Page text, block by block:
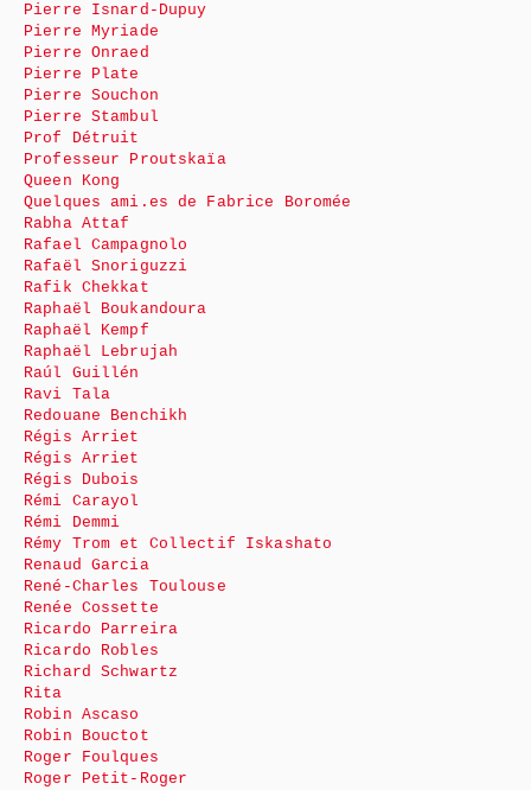
Pierre Isnard-Dupuy
Pierre Myriade
Pierre Onraed
Pierre Plate
Pierre Souchon
Pierre Stambul
Prof Détruit
Professeur Proutskaïa
Queen Kong
Quelques ami.es de Fabrice Boromée
Rabha Attaf
Rafael Campagnolo
Rafaël Snoriguzzi
Rafik Chekkat
Raphaël Boukandoura
Raphaël Kempf
Raphaël Lebrujah
Raúl Guillén
Ravi Tala
Redouane Benchikh
Régis Arriet
Régis Arriet
Régis Dubois
Rémi Carayol
Rémi Demmi
Rémy Trom et Collectif Iskashato
Renaud Garcia
René-Charles Toulouse
Renée Cossette
Ricardo Parreira
Ricardo Robles
Richard Schwartz
Rita
Robin Ascaso
Robin Bouctot
Roger Foulques
Roger Petit-Roger